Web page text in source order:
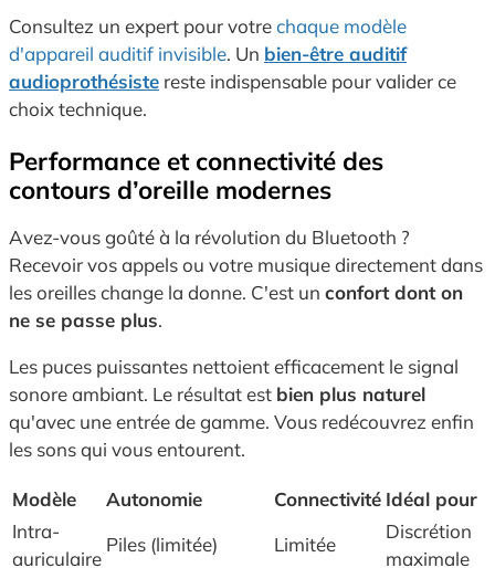
Consultez un expert pour votrechaque modèle
d'appareil auditif invisible. Un bien-être auditif
audioprothésiste reste indispensable pour valider ce
choix technique.
Performance et connectivité des
contours d’oreille modernes
Avez-vous goûté à la révolution du Bluetooth ?
Recevoir vos appels ou votre musique directement dans
les oreilles change la donne. C'est un confort dont on
ne se passe plus.
Les puces puissantes nettoient efficacement le signal
sonore ambiant. Le résultat est bien plus naturel
qu'avec une entrée de gamme. Vous redécouvrez enfin
les sons qui vous entourent.
Modèle Autonomie Connectivité Idéal pour
Intra-
auriculaire
Piles (limitée) Limitée
Discrétion
maximale